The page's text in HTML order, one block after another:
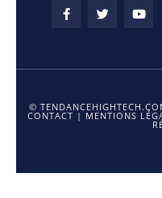
©
CONTACT | MENTIONS